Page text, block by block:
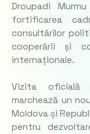
Droupadi
fortificarea
consultărilor
cooperării și
internaționale.
Vizita oficială
marchează un
Moldova și
pentru